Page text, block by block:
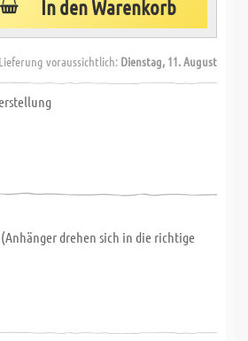
In den Warenkorb
Lieferung voraussichtlich: Dienstag, 11. August
drehen sich in die richtige